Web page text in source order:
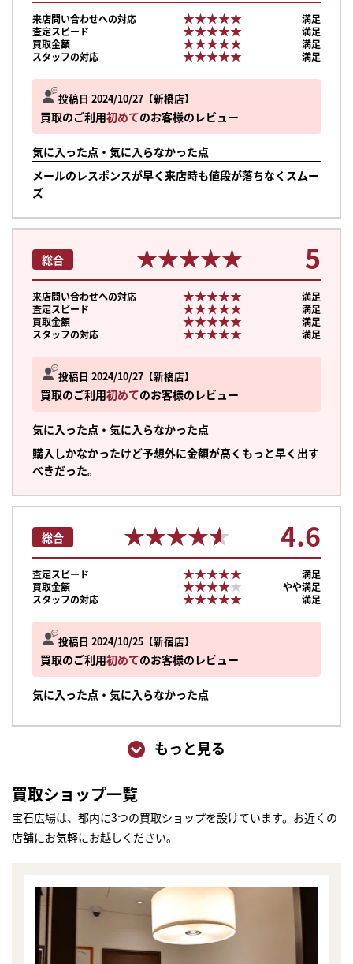
投稿日 2024/10/27 新橋店
買取のご利用初めてのお客様のレビュー
気に入った点・気に入らなかった点
メールのレスポンスが早く来店時も値段が落ちなくスムー
ズ
来店問い合わせへの対応 ★★★★★
★★★★★
満足
査定スピード
★★★★★
★★★★★
満足
買取金額
★★★★★
★★★★★
満足
スタッフの対応
★★★★★
★★★★★ 満足
投稿日 2024/10/27 新橋店
買取のご利用初めてのお客様のレビュー
気に入った点・気に入らなかった点
購入しかなかったけど予想外に金額が高くもっと早く出す
べきだった。
総合 ★★★★★
★★★★★ 5
来店問い合わせへの対応 ★★★★★
★★★★★
満足
査定スピード
★★★★★
★★★★★
満足
買取金額
★★★★★
★★★★★
満足
スタッフの対応
★★★★★
★★★★★ 満足
投稿日 2024/10/25 新宿店
買取のご利用初めてのお客様のレビュー
気に入った点・気に入らなかった点
総合 ★★★★★
★★★★★ 4.6
査定スピード ★★★★★
★★★★★
満足
買取金額
★★★★★
★★★★★
やや満足
スタッフの対応
★★★★★
★★★★★ 満足
もっと見る
買取ショップ一覧
宝石広場は、都内に3つの買取ショップを設けています。お近くの
店舗にお気軽にお越しください。
まずは
かんたん30秒でお試し査定